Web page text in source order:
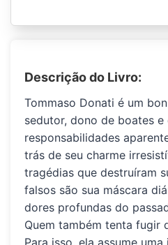
Descrição do Livro:
Tommaso Donati é um
sedutor, dono de boates e
responsabilidades
trás de seu charme
tragédias que destruíram
falsos são sua máscara
dores profundas do
Quem também tenta fugir